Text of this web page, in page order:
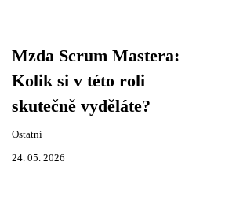
Mzda Scrum Mastera:
Kolik si v této roli
skutečně vyděláte?
Ostatní
24. 05. 2026